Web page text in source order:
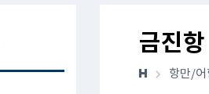
금진항
항만/어